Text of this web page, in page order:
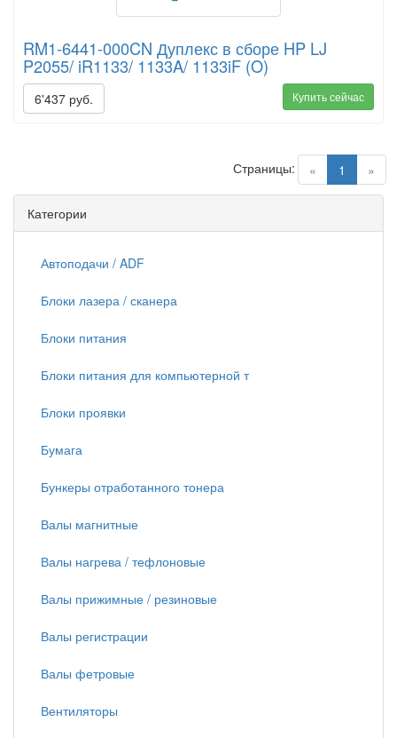
RM1-6441-000CN Дуплекс в сборе HP LJ
P2055/ iR1133/ 1133A/ 1133iF (O)
6'437 руб. Купить сейчас
« 1 (current)
»
Страницы:
Категории
Автоподачи / ADF
Блоки лазера / сканера
Блоки питания
Блоки питания для компьютерной т
Блоки проявки
Бумага
Бункеры отработанного тонера
Валы магнитные
Валы нагрева / тефлоновые
Валы прижимные / резиновые
Валы регистрации
Валы фетровые
Вентиляторы